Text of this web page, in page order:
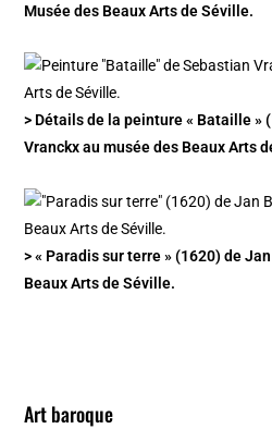
Musée des Beaux Arts de Séville.
> Détails de la peinture « Bataille »
Vranckx au musée des Beaux Arts
> « Paradis sur terre » (1620) de
Beaux Arts de Séville.
Art baroque